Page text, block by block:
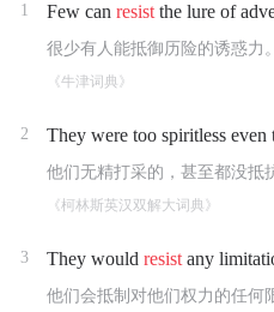
1 Few canresist the lure of
很少有人能抵御历险的诱惑力。
《牛津词典》
2 They were too spiritless
他们无精打采的，甚至都没抵
《柯林斯英汉双解大词典》
3 They wouldresist any
他们会抵制对他们权力的任何